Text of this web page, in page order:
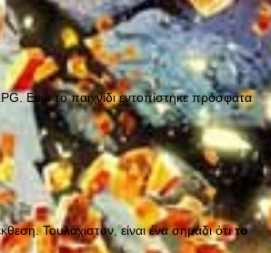
Ενώ το παιχνίδι εντοπίστηκε πρόσφατα
Τουλάχιστον, είναι ένα σημάδι ότιτο